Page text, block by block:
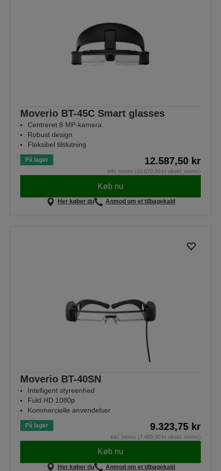
Moverio BT-45C Smart glasses
Centreret 8 MP-kamera
Robust design
Fleksibel tilslutning
På lager 12.587,50 kr
inkl. moms (10.070,00 kr ekskl. moms)
Køb nu
Her køber du Anmod om et tilbagekald
Moverio BT-40SN
Intelligent styreenhed
Fuld HD 1080p
Kommercielle anvendelser
På lager 9.323,75 kr
inkl. moms (7.459,00 kr ekskl. moms)
Køb nu
Her køber du Anmod om et tilbagekald